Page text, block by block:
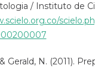
/ Instituto de
Gerald, N. (2011).